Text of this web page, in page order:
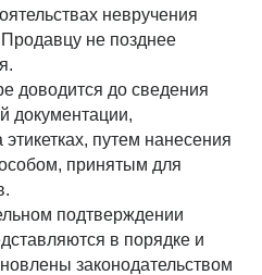
невручения
не позднее
доводится до сведения
документации,
путем нанесения
принятым для
подтверждении
в порядке и
законодательством